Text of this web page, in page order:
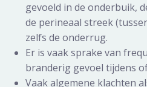
gevoeld in de onderbuik,
de perineaal streek
zelfs de onderrug.
Er is vaak sprake van
branderig gevoel tijdens
Vaak algemene klachten